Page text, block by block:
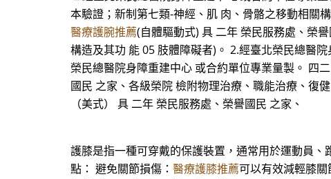
本驗證；新制第七類-神經、肌 肉、骨骼之移動相關
醫療護腕推薦(自體驅動式) 具 二年 榮民服務處、榮
構造及其功 能 05 肢體障礙者)。 2.經臺北榮民總醫
榮民總醫院身障重建中心 或合約單位專業量製。 四
國民 之家、各級榮院 檢附物理治療、職能治療、復
（美式） 具 二年 榮民服務處、榮譽國民 之家、
護膝是指一種可穿戴的保護裝置，通常用於運動員
點： 避免關節損傷： 醫療護膝推薦可以有效減輕膝